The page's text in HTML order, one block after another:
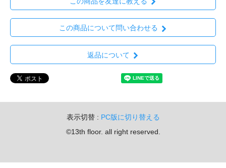
この商品について問い合わせる
返品について
表示切替 : PC版に切り替える
©13th floor. all right reserved.